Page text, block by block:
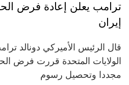
ترامب يعلن إعادة فرض
إيران
قال الرئيس الأميركي دونالد
الولايات المتحدة قررت فرض
مجددا وتحصيل ‌رسوم